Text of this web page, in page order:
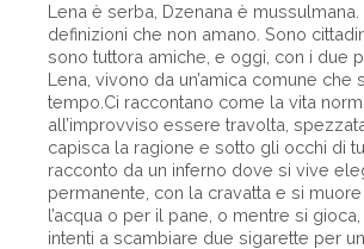
Lena è serba, Dzenana è mussulmana.
definizioni che non amano. Sono
sono tuttora amiche, e oggi, con i due
Lena, vivono da un’amica comune che
tempo.Ci raccontano come la vita
all’improvviso essere travolta,
capisca la ragione e sotto gli occhi di
racconto da un inferno dove si vive
permanente, con la cravatta e si
l’acqua o per il pane, o mentre si
intenti a scambiare due sigarette per un